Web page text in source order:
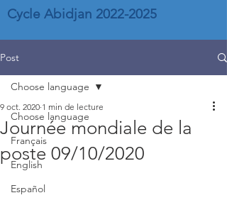
Cycle Abidjan 2022-2025
Post
Choose language
Français
English
Español
Choose language
Journée mondiale de la
poste 09/10/2020
9 oct. 2020 1 min de lecture